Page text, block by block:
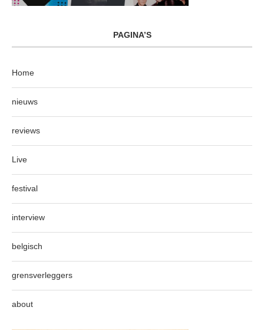
PAGINA’S
Home
nieuws
reviews
Live
festival
interview
belgisch
grensverleggers
about